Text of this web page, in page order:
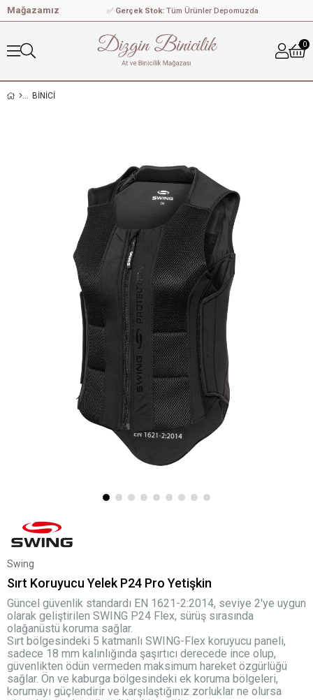
Mağazamız ✅ Gerçek Stok: Tüm Ürünler Depomuzda
0
BİNİCİ
Swing
Sırt Koruyucu Yelek P24 Pro Yetişkin
Güncel güvenlik standardı EN 1621-2:2014, seviye 2'ye uygun
olarak geliştirilen SWING P24 Flex, sürüş sırasında
olağanüstü koruma sağlar.
Sırt bölgesindeki 5 katmanlı SWING-Flex koruyucu paneli,
sadece 18 mm kalınlığında şaşırtıcı derecede ince olup,
güvenlikten ödün vermeden maksimum hareket özgürlüğü
sağlar. Ön ve kaburga bölgesindeki ek koruma bölgeleri,
korumayı güçlendirir ve karşılaştığınız zorluklar ne olursa